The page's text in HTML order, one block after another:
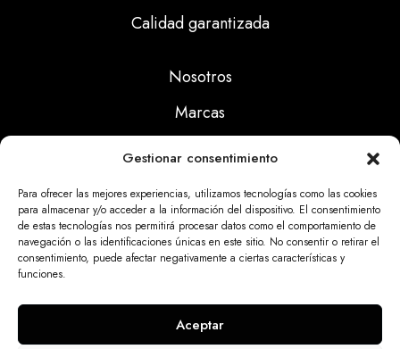
Gestionar consentimiento
Para ofrecer las mejores experiencias, utilizamos tecnologías como las cookies
para almacenar y/o acceder a la información del dispositivo. El consentimiento
de estas tecnologías nos permitirá procesar datos como el comportamiento de
navegación o las identificaciones únicas en este sitio. No consentir o retirar el
consentimiento, puede afectar negativamente a ciertas características y
funciones.
Aceptar
Calidad garantizada
Nosotros
Marcas
Noticias
Aviso Legal
Politicas Cookies